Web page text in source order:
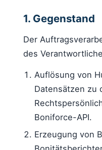
1. Gegenstand
Der
des
Auflösung von
Datensätzen zu
Boniforce-API.
Erzeugung von